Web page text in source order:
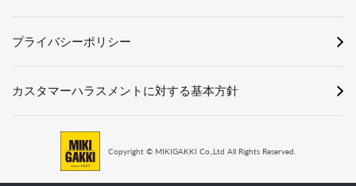
プライバシーポリシー
カスタマーハラスメントに対する基本方針
Copyright © MIKIGAKKI Co.,Ltd All Rights Reserved.